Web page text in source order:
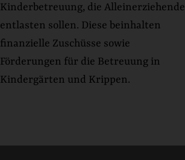
Kinderbetreuung, die Alleinerziehende
entlasten sollen. Diese beinhalten
finanzielle Zuschüsse sowie
Förderungen für die Betreuung in
Kindergärten und Krippen.